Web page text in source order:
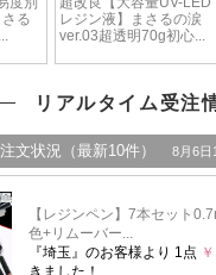
リアルタイム受注